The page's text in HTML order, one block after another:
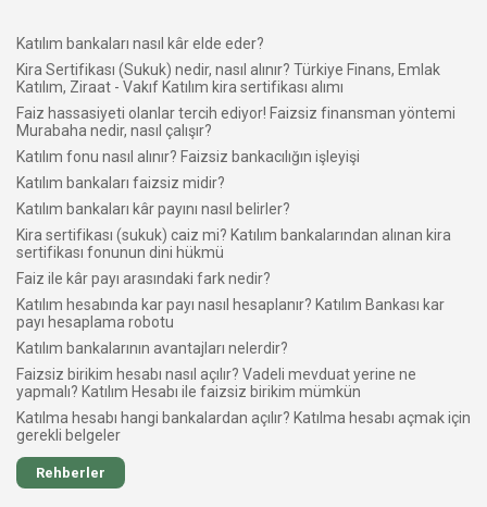
Katılım bankaları nasıl kâr elde eder?
Kira Sertifikası (Sukuk) nedir, nasıl alınır? Türkiye Finans, Emlak
Katılım, Ziraat - Vakıf Katılım kira sertifikası alımı
Faiz hassasiyeti olanlar tercih ediyor! Faizsiz finansman yöntemi
Murabaha nedir, nasıl çalışır?
Katılım fonu nasıl alınır? Faizsiz bankacılığın işleyişi
Katılım bankaları faizsiz midir?
Katılım bankaları kâr payını nasıl belirler?
Kira sertifikası (sukuk) caiz mi? Katılım bankalarından alınan kira
sertifikası fonunun dini hükmü
Faiz ile kâr payı arasındaki fark nedir?
Katılım hesabında kar payı nasıl hesaplanır? Katılım Bankası kar
payı hesaplama robotu
Katılım bankalarının avantajları nelerdir?
Faizsiz birikim hesabı nasıl açılır? Vadeli mevduat yerine ne
yapmalı? Katılım Hesabı ile faizsiz birikim mümkün
Katılma hesabı hangi bankalardan açılır? Katılma hesabı açmak için
gerekli belgeler
Rehberler